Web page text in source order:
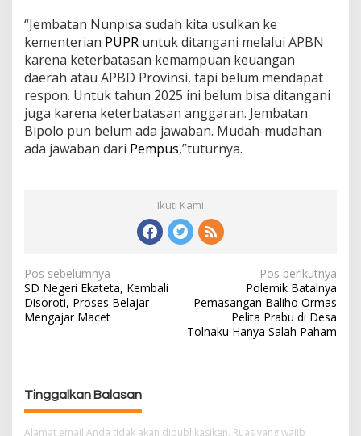
“Jembatan Nunpisa sudah kita usulkan ke
kementerian PUPR untuk ditangani melalui APBN
karena keterbatasan kemampuan keuangan
daerah atau APBD Provinsi, tapi belum mendapat
respon. Untuk tahun 2025 ini belum bisa ditangani
juga karena keterbatasan anggaran. Jembatan
Bipolo pun belum ada jawaban. Mudah-mudahan
ada jawaban dari Pempus,”tuturnya.
Ikuti Kami
N
a
v
p
Pos sebelumnya
SD Negeri Ekateta, Kembali
Disoroti, Proses Belajar
Mengajar Macet
Pos berikutnya
Polemik Batalnya
Pemasangan Baliho Ormas
Pelita Prabu di Desa
Tolnaku Hanya Salah Paham
Tinggalkan Balasan
Alamat email Anda tidak akan dipublikasikan. Ruas yang wajib